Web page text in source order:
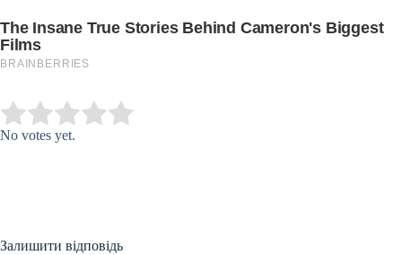
Rate this item:
No votes yet.
Залишити відповідь